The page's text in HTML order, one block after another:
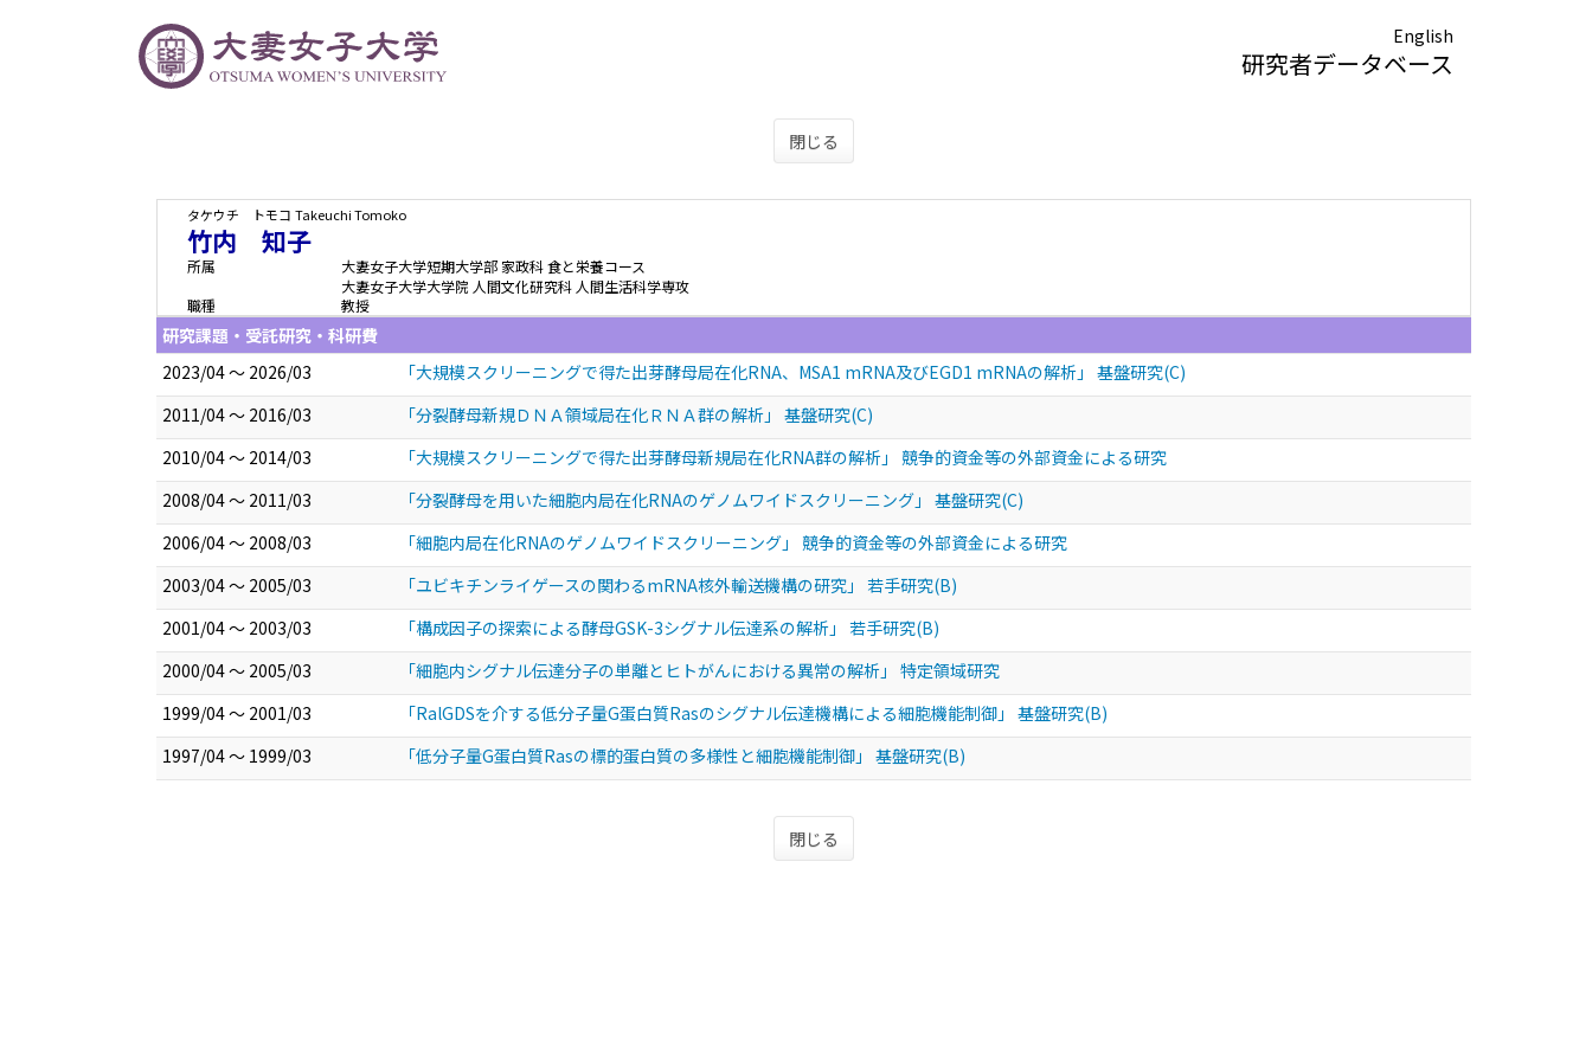
English
研究者データベース
閉じる
タケウチ トモコ Takeuchi Tomoko
竹内 知子
所属
大妻女子大学短期大学部 家政科 食と栄養コース
大妻女子大学大学院 人間文化研究科 人間生活科学専攻
職種
教授
研究課題・受託研究・科研費
2023/04 ～ 2026/03
「大規模スクリーニングで得た出芽酵母局在化RNA、MSA1 mRNA及びEGD1 mRNAの解析」 基盤研究(C)
2011/04 ～ 2016/03
「分裂酵母新規ＤＮＡ領域局在化ＲＮＡ群の解析」 基盤研究(C)
2010/04 ～ 2014/03
「大規模スクリーニングで得た出芽酵母新規局在化RNA群の解析」 競争的資金等の外部資金による研究
2008/04 ～ 2011/03
「分裂酵母を用いた細胞内局在化RNAのゲノムワイドスクリーニング」 基盤研究(C)
2006/04 ～ 2008/03
「細胞内局在化RNAのゲノムワイドスクリーニング」 競争的資金等の外部資金による研究
2003/04 ～ 2005/03
「ユビキチンライゲースの関わるmRNA核外輸送機構の研究」 若手研究(B)
2001/04 ～ 2003/03
「構成因子の探索による酵母GSK-3シグナル伝達系の解析」 若手研究(B)
2000/04 ～ 2005/03
「細胞内シグナル伝達分子の単離とヒトがんにおける異常の解析」 特定領域研究
1999/04 ～ 2001/03
「RalGDSを介する低分子量G蛋白質Rasのシグナル伝達機構による細胞機能制御」 基盤研究(B)
1997/04 ～ 1999/03
「低分子量G蛋白質Rasの標的蛋白質の多様性と細胞機能制御」 基盤研究(B)
閉じる